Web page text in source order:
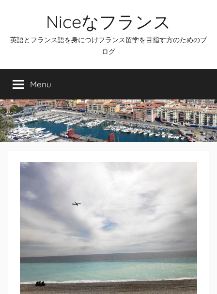
Niceなフランス
英語とフランス語を身につけフランス留学を目指す方のためのブ
ログ
Menu